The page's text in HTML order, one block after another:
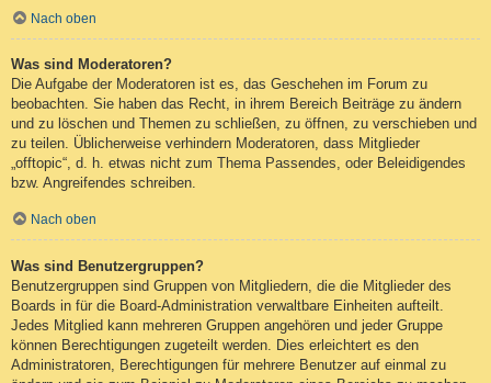
Nach oben
Was sind Moderatoren?
Die Aufgabe der Moderatoren ist es, das Geschehen im Forum zu
beobachten. Sie haben das Recht, in ihrem Bereich Beiträge zu ändern
und zu löschen und Themen zu schließen, zu öffnen, zu verschieben und
zu teilen. Üblicherweise verhindern Moderatoren, dass Mitglieder
„offtopic“, d. h. etwas nicht zum Thema Passendes, oder Beleidigendes
bzw. Angreifendes schreiben.
Nach oben
Was sind Benutzergruppen?
Benutzergruppen sind Gruppen von Mitgliedern, die die Mitglieder des
Boards in für die Board-Administration verwaltbare Einheiten aufteilt.
Jedes Mitglied kann mehreren Gruppen angehören und jeder Gruppe
können Berechtigungen zugeteilt werden. Dies erleichtert es den
Administratoren, Berechtigungen für mehrere Benutzer auf einmal zu